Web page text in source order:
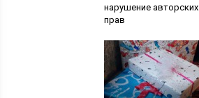
нарушение авторских
прав